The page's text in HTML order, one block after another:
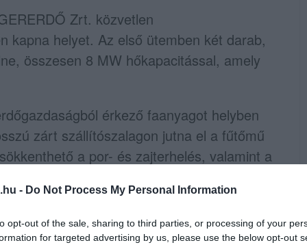
- Do Not Process My Personal Information
opt-out of the sale, sharing to third parties, or processing of your
for targeted advertising by us, please use the below opt-out
Zrt. közvetlen
kapna helyet. Az első ütemben két darab,
összesen 8 MW hőkapacitással, amely
érkező faanyagot helyben
zárt szállítószalagon jutna el a fűtőmű
a por- és zajterhelés, valamint a